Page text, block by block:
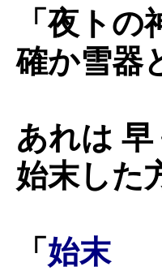
「夜ト
確か雪器
あれは 早
始末した
「 始末